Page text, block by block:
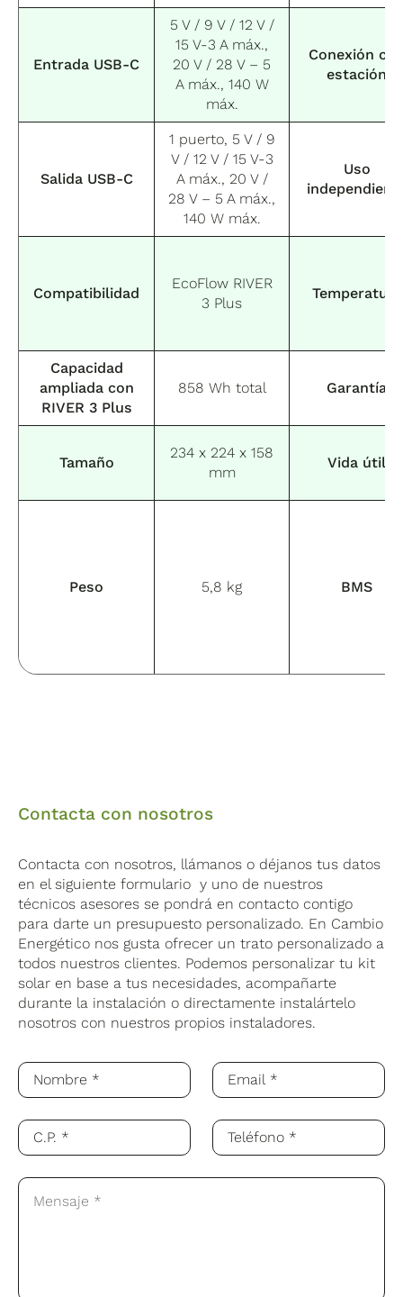
Entrada USB-C
5 V / 9 V / 12 V /
15 V-3 A máx.,
20 V / 28 V – 5
A máx., 140 W
máx.
Conexión
estación
Salida USB-C
1 puerto, 5 V / 9
V / 12 V / 15 V-3
A máx., 20 V /
28 V – 5 A máx.,
140 W máx.
Uso
Compatibilidad
EcoFlow RIVER
3 Plus
Temperatura
Capacidad
ampliada con
RIVER 3 Plus
858 Wh total Garantía
Tamaño
234 x 224 x 158
mm
Vida útil
Peso 5,8 kg BMS
Contacta con nosotros
Contacta con nosotros, llámanos o déjanos tus datos
en el siguiente formulario y uno de nuestros
técnicos asesores se pondrá en contacto contigo
para darte un presupuesto personalizado. En Cambio
Energético nos gusta ofrecer un trato personalizado a
todos nuestros clientes. Podemos personalizar tu kit
solar en base a tus necesidades, acompañarte
durante la instalación o directamente instalártelo
nosotros con nuestros propios instaladores.